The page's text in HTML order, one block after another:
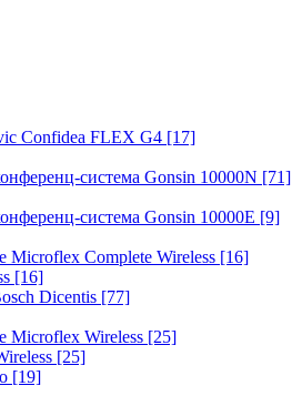
Confidea FLEX G4 [17]
система Gonsin 10000N [71]
система Gonsin 10000E [9]
Microflex Complete Wireless [16]
[16]
Dicentis [77]
Microflex Wireless [25]
[25]
[19]